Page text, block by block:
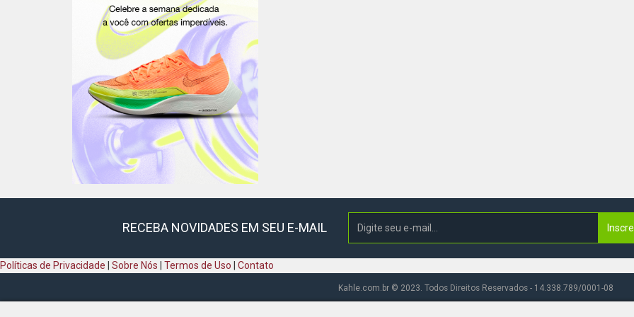
RECEBA NOVIDADES EM SEU E-MAIL
Políticas de Privacidade Sobre Nós Termos de Uso Contato
Kahle.com.br © 2023. Todos Direitos Reservados - 14.338.789/0001-08